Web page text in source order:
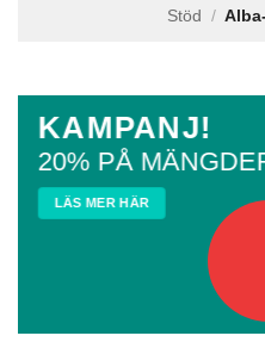
Stöd /
KAMPANJ!
20% PÅ
LÄS MER HÄR